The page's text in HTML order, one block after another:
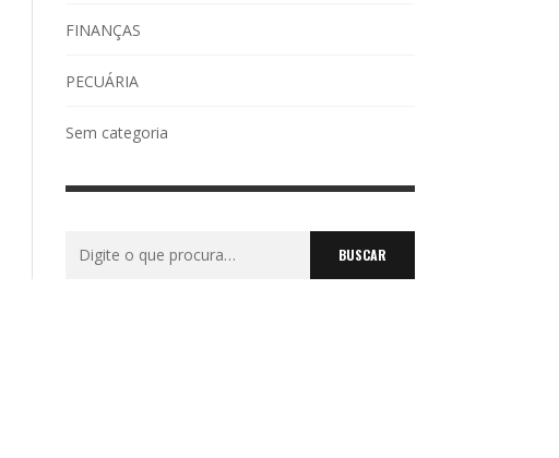
FINANÇAS
PECUÁRIA
Sem categoria